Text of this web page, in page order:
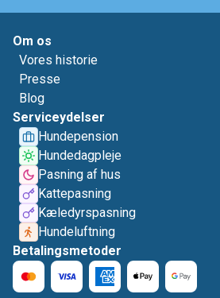
Om os
Vores historie
Presse
Blog
Serviceydelser
Hundepension
Hundedagpleje
Pasning af hus
Kattepasning
Kæledyrspasning
Hundeluftning
Betalingsmetoder